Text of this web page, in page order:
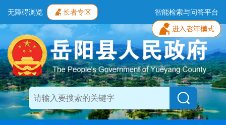
无障碍浏览 长者专区 智能检索与问答平台